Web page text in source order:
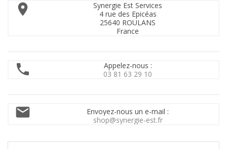

Synergie Est Services
4 rue des Epicéas
25640 ROULANS
France

Appelez-nous :
03 81 63 29 10

Envoyez-nous un e-mail :
shop@synergie-est.fr